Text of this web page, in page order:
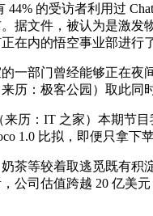
的受访者利用过
据文件，被认为是激
在内的悟空事业部进行
部门曾经能够正在夜间
历：极客公园）取此同
：IT 之家）本期节目
1.0 比拟，即便只拿下
等较着取逃觅既有积淀
公司估值跨越 20 亿美